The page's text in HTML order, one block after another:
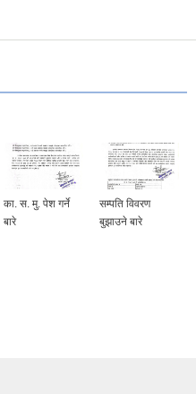
का. स. मु. पेश गर्ने
बारे
सम्पति विवरण
बुझाउने बारे